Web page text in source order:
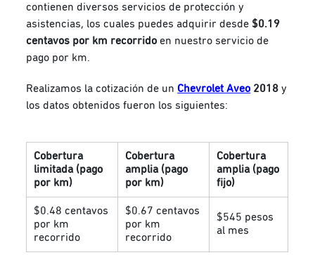
contienen diversos servicios de protección y
asistencias, los cuales puedes adquirir desde $0.19
centavos por km recorrido en nuestro servicio de
pago por km.
Realizamos la cotización de un Chevrolet Aveo 2018 y
los datos obtenidos fueron los siguientes:
Cobertura
limitada (pago
por km)
Cobertura
amplia (pago
por km)
Cobertura
amplia (pago
fijo)
$0.48 centavos
por km
recorrido
$0.67 centavos
por km
recorrido
$545 pesos
al mes